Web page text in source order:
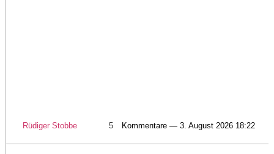
Rüdiger Stobbe 5 Kommentare — 3. August 2026 18:22